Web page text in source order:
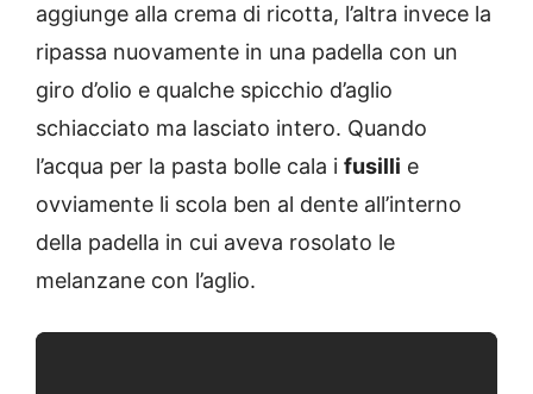
aggiunge alla crema di ricotta, l’altra invece la
ripassa nuovamente in una padella con un
giro d’olio e qualche spicchio d’aglio
schiacciato ma lasciato intero. Quando
l’acqua per la pasta bolle cala i fusilli e
ovviamente li scola ben al dente all’interno
della padella in cui aveva rosolato le
melanzane con l’aglio.